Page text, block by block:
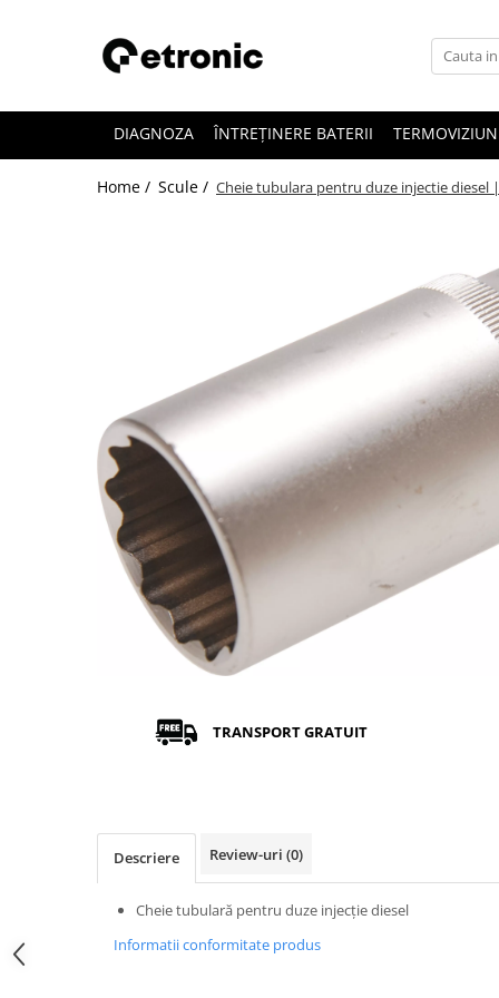
DIAGNOZA ÎNTREȚINERE BATERII
Home / Scule / Cheie tubulara pentru duze injectie diesel
TRANSPORT GRATUIT
Descriere Review-uri (0)
Cheie tubulară pentru duze injecţie diesel
Informatii conformitate produs